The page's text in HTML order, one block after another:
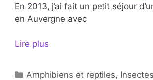
En 2013, j’ai fait un petit séjour
en Auvergne avec
Lire plus
Catégories
Amphibiens et reptiles,